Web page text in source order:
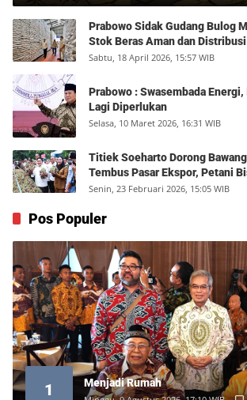
Prabowo Sidak Gudang Bulog
Stok Beras Aman dan
Sabtu, 18 April 2026, 15:57 WIB
Prabowo : Swasembada
Lagi Diperlukan
Selasa, 10 Maret 2026, 16:31 WIB
Titiek Soeharto Dorong
Tembus Pasar Ekspor, Petani
Juta per Hektare
Senin, 23 Februari 2026, 15:05 WIB
Pos Populer
1 Menjadi Rumah